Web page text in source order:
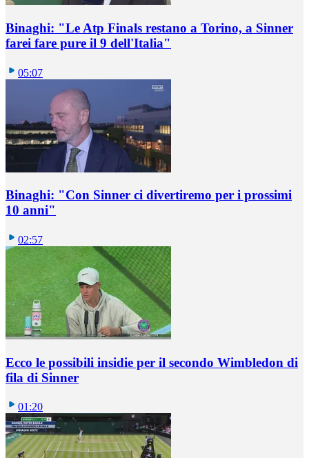
Binaghi: "Le Atp Finals restano a Torino, a Sinner
farei fare pure il 9 dell'Italia"
05:07
Binaghi: "Con Sinner ci divertiremo per i prossimi
10 anni"
02:57
Ecco le possibili insidie per il secondo Wimbledon di
fila di Sinner
01:20